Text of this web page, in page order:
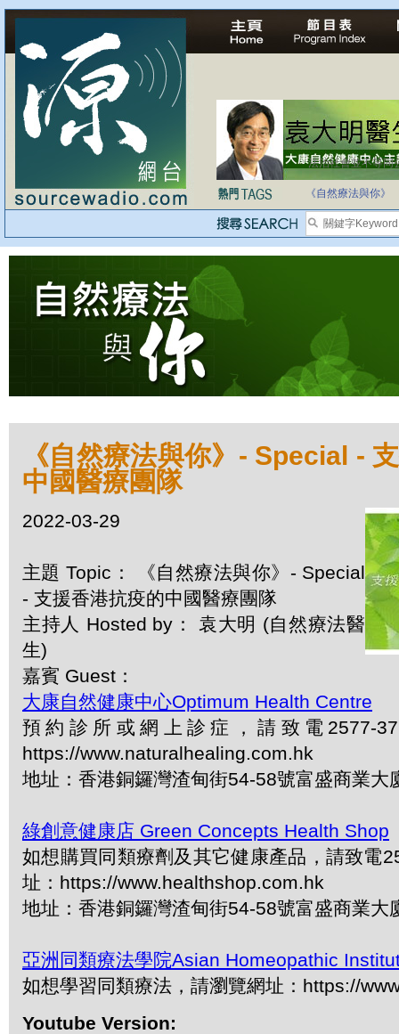
法治社會並不等同
自家教育合法化-
《自然療法與你》
《自然療法與你》- Special -
中國醫療團隊
2022-03-29
主題 Topic： 《自然療法與你》- Special
- 支援香港抗疫的中國醫療團隊
主持人 Hosted by： 袁大明 (自然療法醫
生)
嘉賓 Guest：
大康自然健康中心Optimum Health Centre
預約診所或網上診症，請致電2577-
https://www.naturalhealing.com.hk
地址：香港銅鑼灣渣甸街54-58號富盛商業大
綠創意健康店 Green Concepts Health Shop
如想購買同類療劑及其它健康產品，請致電
址：https://www.healthshop.com.hk
地址：香港銅鑼灣渣甸街54-58號富盛商業大
亞洲同類療法學院Asian Homeopathic
如想學習同類療法，請瀏覽網址：https://
Youtube Version: